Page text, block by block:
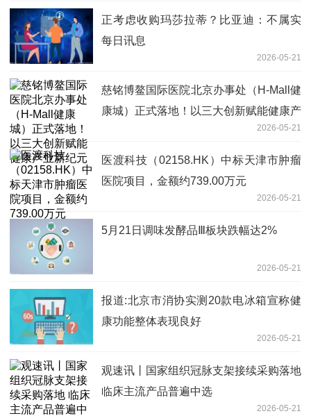
正考虑收购玛莎拉蒂？比亚迪：不属实
每日讯息
2026-05-21
慈铭博鳌国际医院北京办事处（H-Mall健
康城）正式落地！以三大创新赋能健康产
2026-05-21
医渡科技（02158.HK）中标天津市肿瘤
医院项目，金额约739.00万元
2026-05-21
5月21日调味发酵品Ⅲ板块跌幅达2%
2026-05-21
报道:北京市消协实测20款电冰箱宣称健
康功能整体表现良好
2026-05-21
观速讯丨国家组织冠脉支架接续采购落地
临床主流产品普遍中选
2026-05-21